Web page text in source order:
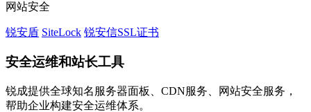
网站安全
锐安盾 SiteLock 锐安信SSL证书
安全运维和站长工具
锐成提供全球知名服务器面板、CDN服务、网站安全服务，
帮助企业构建安全运维体系。